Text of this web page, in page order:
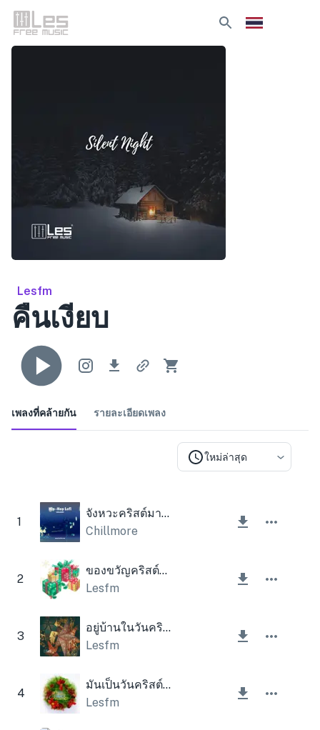
Lesfm
คืนเงียบ
เพลงที่คล้ายกัน รายละเอียดเพลง
ใหม่ล่าสุด
1
จังหวะคริสต์มาสของฉัน
Chillmore
2
ของขวัญคริสต์มาส
Lesfm
3
อยู่บ้านในวันคริสต์มาส
Lesfm
4
มันเป็นวันคริสต์มาส
Lesfm